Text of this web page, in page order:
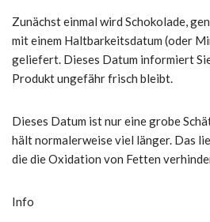
Zunächst einmal wird Schokolade,
mit einem Haltbarkeitsdatum (oder
geliefert. Dieses Datum informiert
Produkt ungefähr frisch bleibt.
Dieses Datum ist nur eine grobe
hält normalerweise viel länger. Das
die die Oxidation von Fetten
Info